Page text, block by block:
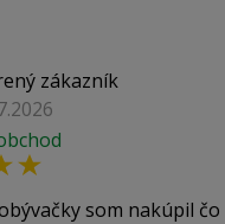
zákazník
som nakúpil čo